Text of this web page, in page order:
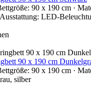
90 x 190 cm ·
LED-
90 x 190 cm
90 x 190 cm ·
silber